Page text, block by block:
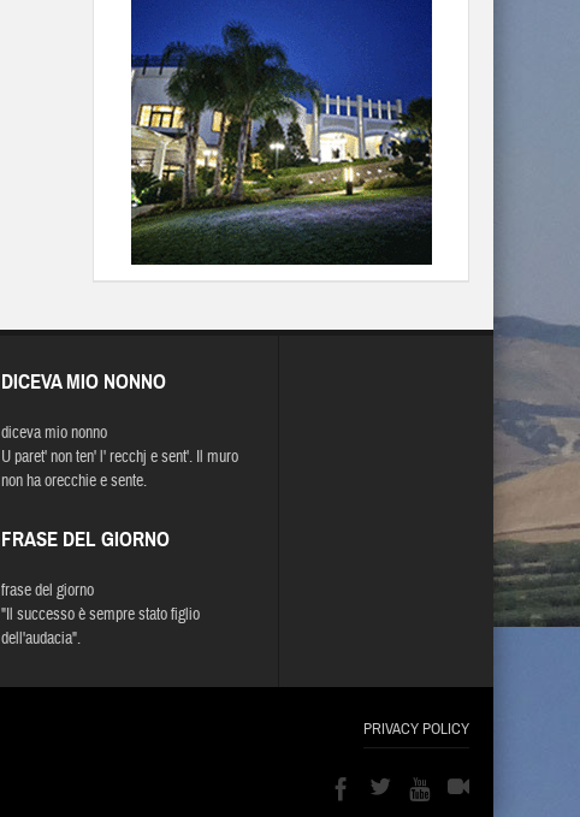
DICEVA MIO NONNO
diceva mio nonno
U paret' non ten' l' recchj e sent'. Il muro
non ha orecchie e sente.
FRASE DEL GIORNO
frase del giorno
"Il successo è sempre stato figlio
dell'audacia".
PRIVACY POLICY